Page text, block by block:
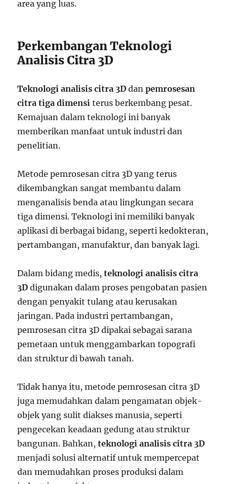
area yang luas.
Perkembangan Teknologi
Analisis Citra 3D
Teknologi analisis citra 3D danpemrosesan
citra tiga dimensi terus berkembang pesat.
Kemajuan dalam teknologi ini banyak
memberikan manfaat untuk industri dan
penelitian.
Metode pemrosesan citra 3D yang terus
dikembangkan sangat membantu dalam
menganalisis benda atau lingkungan secara
tiga dimensi. Teknologi ini memiliki banyak
aplikasi di berbagai bidang, seperti kedokteran,
pertambangan, manufaktur, dan banyak lagi.
Dalam bidang medis,teknologi analisis citra
3D digunakan dalam proses pengobatan pasien
dengan penyakit tulang atau kerusakan
jaringan. Pada industri pertambangan,
pemrosesan citra 3D dipakai sebagai sarana
pemetaan untuk menggambarkan topografi
dan struktur di bawah tanah.
Tidak hanya itu, metode pemrosesan citra 3D
juga memudahkan dalam pengamatan objek-
objek yang sulit diakses manusia, seperti
pengecekan keadaan gedung atau struktur
bangunan. Bahkan,teknologi analisis citra 3D
menjadi solusi alternatif untuk mempercepat
dan memudahkan proses produksi dalam